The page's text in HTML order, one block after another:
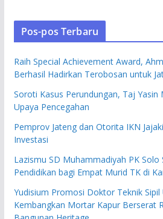
Pos-pos Terbaru
Raih Special Achievement Award,
Berhasil Hadirkan Terobosan untuk
Soroti Kasus Perundungan, Taj Yasin
Upaya Pencegahan
Pemprov Jateng dan Otorita IKN
Investasi
Lazismu SD Muhammadiyah PK Solo
Pendidikan bagi Empat Murid TK di
Yudisium Promosi Doktor Teknik Sipil
Kembangkan Mortar Kapur Berserat